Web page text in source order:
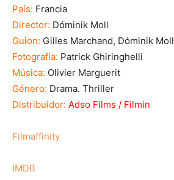
País: Francia
Director: Dóminik Moll
Guion: Gilles Marchand, Dóminik Moll
Fotografía: Patrick Ghiringhelli
Música: Olivier Marguerit
Género: Drama. Thriller
Distribuidor: Adso Films / Filmin
Filmaffinity
IMDB